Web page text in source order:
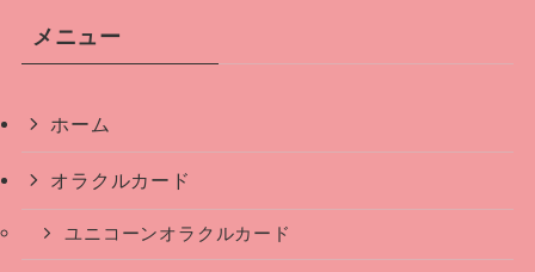
メニュー
ホーム
オラクルカード
ユニコーンオラクルカード